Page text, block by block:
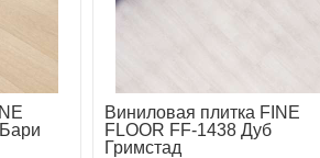
Виниловая плитка FINE
FLOOR FF-1438 Дуб
Гримстад